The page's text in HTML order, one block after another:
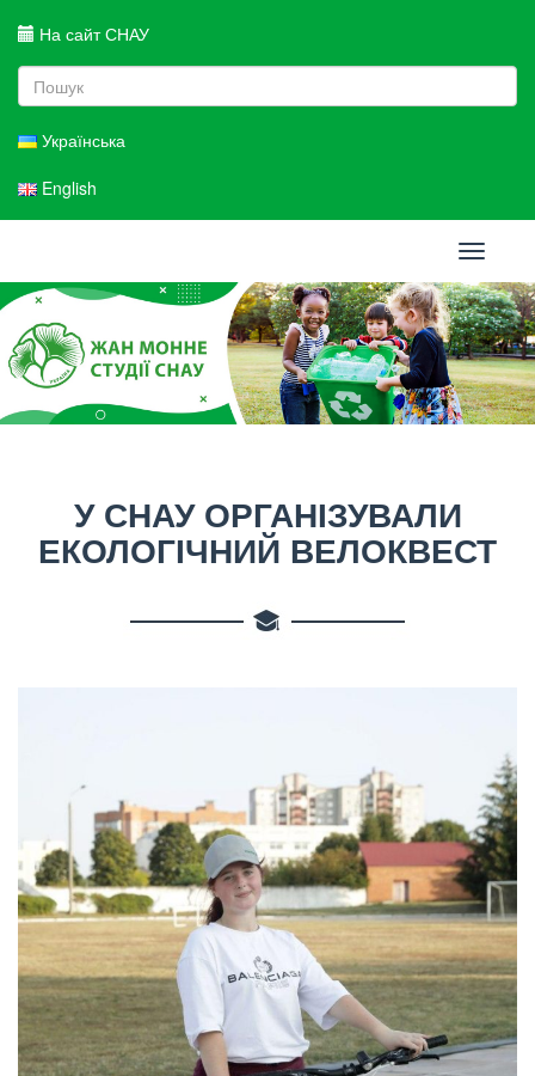
На сайт СНАУ
Українська
English
Toggle
У СНАУ ОРГАНІЗУВАЛИ
ЕКОЛОГІЧНИЙ ВЕЛОКВЕСТ